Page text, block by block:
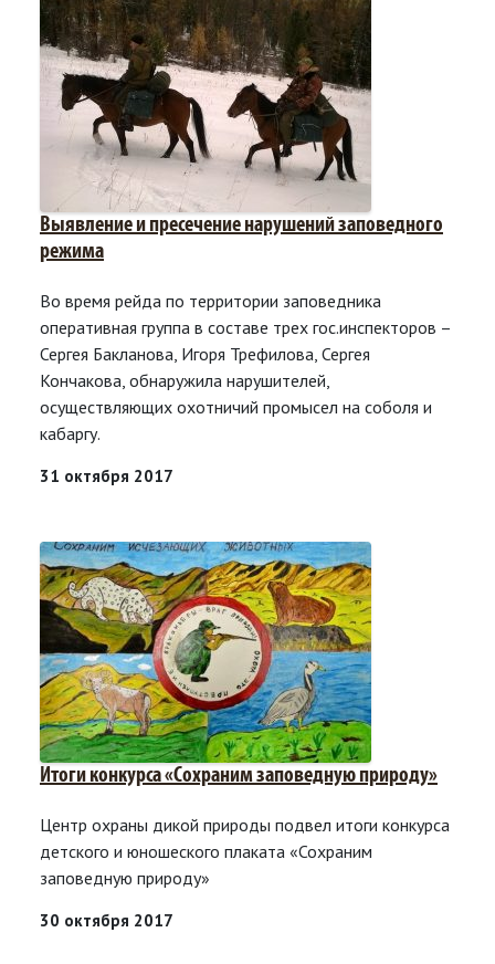
Выявление и пресечение нарушений заповедного
режима
Во время рейда по территории заповедника
оперативная группа в составе трех гос.инспекторов –
Сергея Бакланова, Игоря Трефилова, Сергея
Кончакова, обнаружила нарушителей,
осуществляющих охотничий промысел на соболя и
кабаргу.
31 октября 2017
Итоги конкурса «Сохраним заповедную природу»
Центр охраны дикой природы подвел итоги конкурса
детского и юношеского плаката «Сохраним
заповедную природу»
30 октября 2017